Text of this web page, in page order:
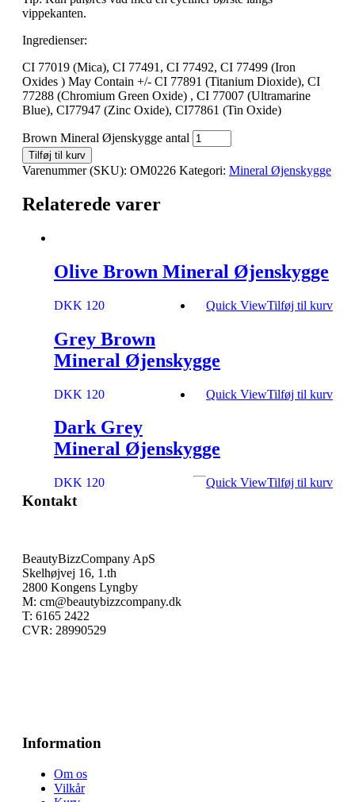
vippekanten.
Ingredienser:
CI 77019 (Mica), CI 77491, CI 77492, CI 77499 (Iron
Oxides ) May Contain +/- CI 77891 (Titanium Dioxide), CI
77288 (Chromium Green Oxide) , CI 77007 (Ultramarine
Blue), CI77947 (Zinc Oxide), CI77861 (Tin Oxide)
Brown Mineral Øjenskygge antal
Tilføj til kurv
Varenummer (SKU): OM0226 Kategori: Mineral Øjenskygge
Relaterede varer
Olive Brown Mineral Øjenskygge
DKK 120 Tilføj til kurv
Quick View
Grey Brown
Mineral Øjenskygge
DKK 120 Tilføj til kurv
Quick View
Dark Grey
Mineral Øjenskygge
DKK 120 Tilføj til kurv
Quick View
Kontakt
BeautyBizzCompany ApS
Skelhøjvej 16, 1.th
2800 Kongens Lyngby
M: cm@beautybizzcompany.dk
T: 6165 2422
CVR: 28990529
Information
Om os
Vilkår